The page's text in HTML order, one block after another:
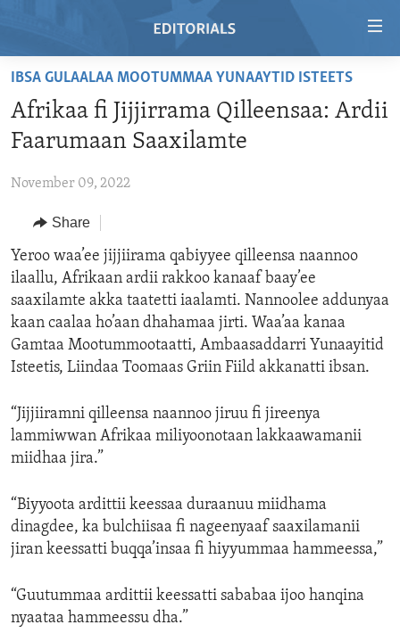
Skip
main
content
to
Navigation
Skip
to
Search
HOME
REGIONS
AFRICA
AMERICAS
ASIA
EUROPE
MIDDLE EAST
TOPICS
HUMAN RIGHTS
SECURITY AND DEFENSE
AID AND DEVELOPMENT
DEMOCRACY AND GOVERNANCE
ENVIRONMENT AND HEALTH
IDEALS AND INSTITUTIONS
ARCHIVE
ABOUT US
FOLLOW US
IBSA GULAALAA MOOTUMMAA YUNAAYTID ISTEETS
Afrikaa fi Jijjirrama Qilleensaa: Ardii
Faarumaan Saaxilamte
November 09, 2022
Share
Yeroo waa’ee jijjiirama qabiyyee qilleensa naannoo
ilaallu, Afrikaan ardii rakkoo kanaaf baay’ee
saaxilamte akka taatetti iaalamti. Nannoolee addunyaa
kaan caalaa ho’aan dhahamaa jirti. Waa’aa kanaa
Gamtaa Mootummootaatti, Ambaasaddarri Yunaayitid
Isteetis, Liindaa Toomaas Griin Fiild akkanatti ibsan.
“Jijjiiramni qilleensa naannoo jiruu fi jireenya
lammiwwan Afrikaa miliyoonotaan lakkaawamanii
miidhaa jira.”
“Biyyoota ardittii keessaa duraanuu miidhama
dinagdee, ka bulchiisaa fi nageenyaaf saaxilamanii
jiran keessatti buqqa’insaa fi hiyyummaa hammeessa,”
“Guutummaa ardittii keessatti sababaa ijoo hanqina
nyaataa hammeessu dha.”